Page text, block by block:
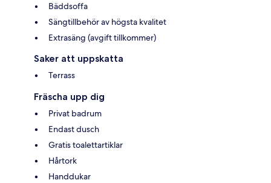
Bäddsoffa
Sängtillbehör av högsta kvalitet
Extrasäng (avgift tillkommer)
Saker att uppskatta
Terrass
Fräscha upp dig
Privat badrum
Endast dusch
Gratis toalettartiklar
Hårtork
Handdukar